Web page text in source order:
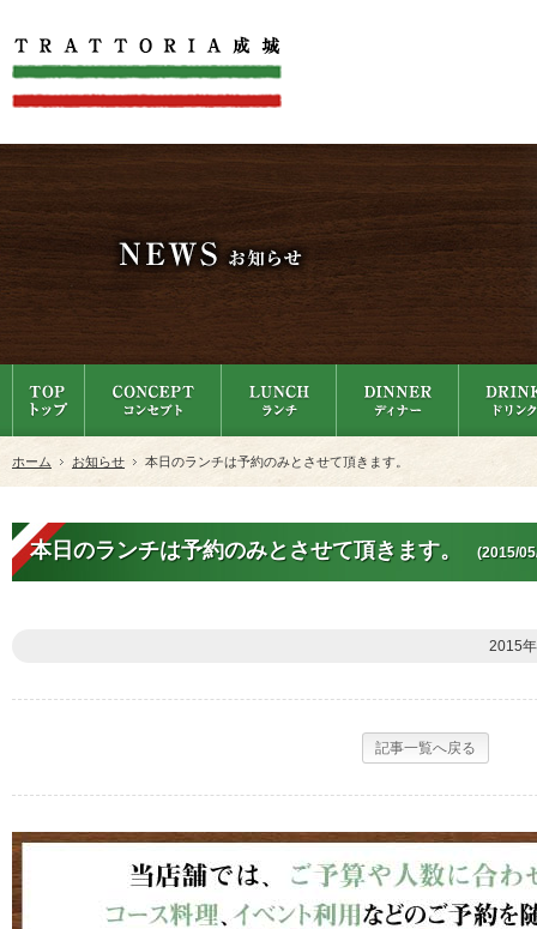
ホーム お知らせ 本日のランチは予約のみとさせて頂きます。
本日のランチは予約のみとさせて頂きます。 (2015/
2015
記事一覧へ戻る